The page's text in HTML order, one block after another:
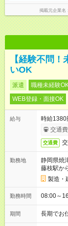
掲載元企業名
【経験不問
いOK
派遣 職種未経験
WEB登録・面接OK
給与
時給1380
交通
交通費
勤務地
静岡県焼
藤枝駅か
製造・
勤務時間 08:00～
期間 長期でお